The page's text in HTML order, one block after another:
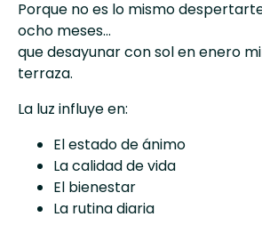
Porque no es lo mismo
ocho meses…
que desayunar con sol en enero
terraza.
La luz influye en:
El estado de ánimo
La calidad de vida
El bienestar
La rutina diaria